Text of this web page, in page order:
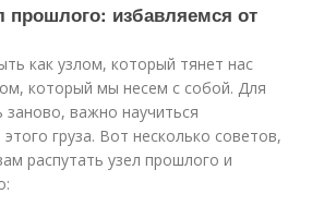
прошлого: избавляемся от
как узлом, который тянет нас
который мы несем с собой. Для
заново, важно научиться
груза. Вот несколько советов,
распутать узел прошлого и